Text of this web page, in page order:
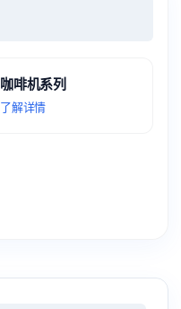
咖啡机系列
了解详情